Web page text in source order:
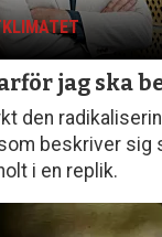
jag ska
den
beskriver sig
i en replik.